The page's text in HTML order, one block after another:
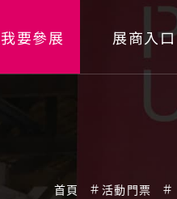
我要參展 展商入口
首頁 活動門票